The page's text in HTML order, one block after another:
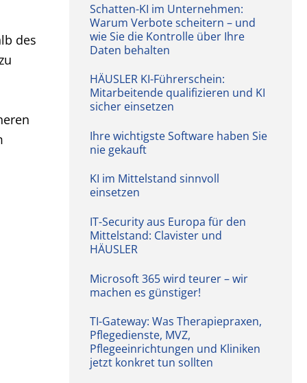
des
Schatten-KI im Unternehmen:
Warum Verbote scheitern – und
wie Sie die Kontrolle über Ihre
Daten behalten
HÄUSLER KI-Führerschein:
Mitarbeitende qualifizieren und KI
sicher einsetzen
Ihre wichtigste Software haben Sie
nie gekauft
KI im Mittelstand sinnvoll
einsetzen
IT-Security aus Europa für den
Mittelstand: Clavister und
HÄUSLER
Microsoft 365 wird teurer – wir
machen es günstiger!
TI-Gateway: Was Therapiepraxen,
Pflegedienste, MVZ,
Pflegeeinrichtungen und Kliniken
jetzt konkret tun sollten